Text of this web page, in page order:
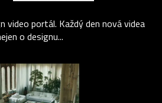
video portál. Každý den nová videa
o designu...